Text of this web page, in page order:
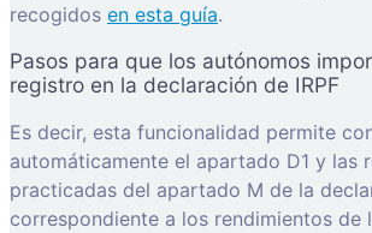
recogidos en esta guía.
Pasos para que los autónomos
registro en la declaración de IRPF
Es decir, esta funcionalidad permite
automáticamente el apartado D1 y las
practicadas del apartado M de la
correspondiente a los rendimientos de